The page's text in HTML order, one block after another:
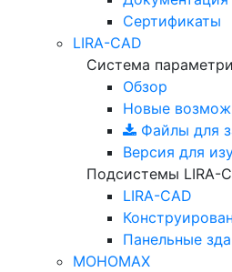
Сертификаты
LIRA-CAD
Система
Обзор
Новые
Файлы для
Версия для
Подсистемы LIRA-
LIRA-CAD
Панельные
МОНОМАХ